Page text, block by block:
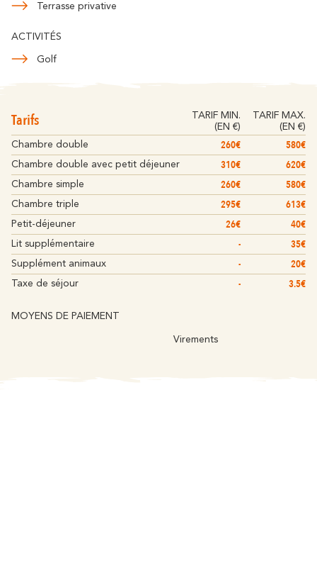
Terrasse privative
ACTIVITÉS
Golf
Tarifs
TARIF MIN.
(EN €)
TARIF MAX.
(EN €)
Chambre double
260€ 580€
Chambre double avec petit déjeuner 310€ 620€
Chambre simple 260€ 580€
Chambre triple 295€ 613€
Petit-déjeuner 26€ 40€
Lit supplémentaire - 35€
Supplément animaux - 20€
Taxe de séjour - 3.5€
MOYENS DE PAIEMENT
Virements